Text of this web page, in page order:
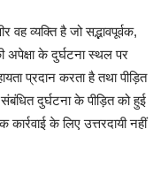
वह व्यक्ति है जो सद्भावपूर्वक,
अपेक्षा के दुर्घटना स्थल पर
प्रदान करता है तथा पीड़ित
दुर्घटना के पीड़ित को हुई
के लिए उत्तरदायी नहीं